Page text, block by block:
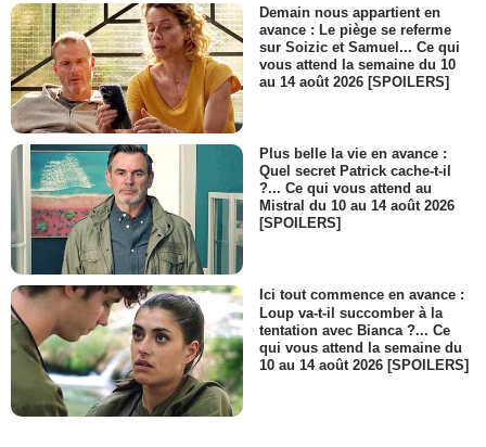
Demain nous appartient en
avance : Le piège se referme
sur Soizic et Samuel... Ce qui
vous attend la semaine du 10
au 14 août 2026 [SPOILERS]
Plus belle la vie en avance :
Quel secret Patrick cache-t-il
?... Ce qui vous attend au
Mistral du 10 au 14 août 2026
[SPOILERS]
Ici tout commence en avance :
Loup va-t-il succomber à la
tentation avec Bianca ?... Ce
qui vous attend la semaine du
10 au 14 août 2026 [SPOILERS]